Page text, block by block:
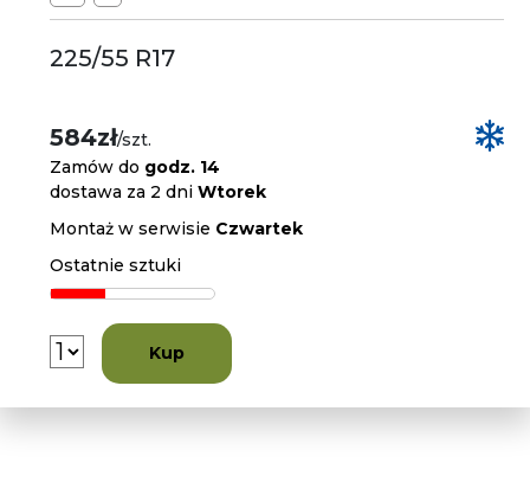
225/55 R17
584zł/szt.
Zamów do godz. 14
dostawa za 2 dniWtorek
Montaż w serwisie Czwartek
Ostatnie sztuki
Kup